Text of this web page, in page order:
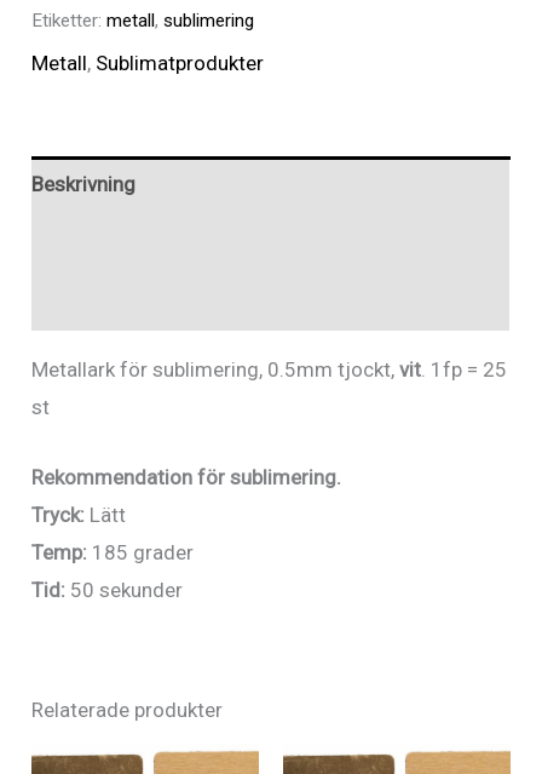
vit,
förpackning
Etiketter:metall,sublimering
Metall, Sublimatprodukter
Beskrivning
Metallark för sublimering, 0.5mm tjockt,vit . 1fp = 25
st
Rekommendation för sublimering.
Tryck: Lätt
Temp: 185 grader
Tid: 50 sekunder
Relaterade produkter